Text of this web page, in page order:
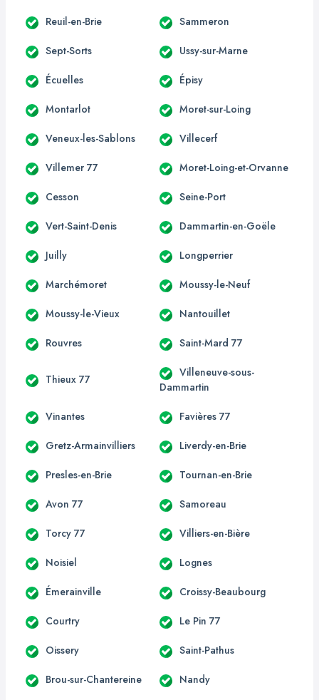
Reuil-en-Brie Sammeron
Sept-Sorts Ussy-sur-Marne
Écuelles Épisy
Montarlot Moret-sur-Loing
Veneux-les-Sablons Villecerf
Villemer 77 Moret-Loing-et-Orvanne
Cesson Seine-Port
Vert-Saint-Denis Dammartin-en-Goële
Juilly Longperrier
Marchémoret Moussy-le-Neuf
Moussy-le-Vieux Nantouillet
Rouvres Saint-Mard 77
Thieux 77
Villeneuve-sous-
Dammartin
Vinantes Favières 77
Gretz-Armainvilliers Liverdy-en-Brie
Presles-en-Brie Tournan-en-Brie
Avon 77 Samoreau
Torcy 77 Villiers-en-Bière
Noisiel Lognes
Émerainville Croissy-Beaubourg
Courtry Le Pin 77
Oissery Saint-Pathus
Brou-sur-Chantereine Nandy